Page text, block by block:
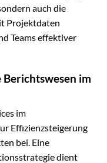
auch die
Projektdaten
Teams effektiver
im
im
Effizienzsteigerung
bei. Eine
dient